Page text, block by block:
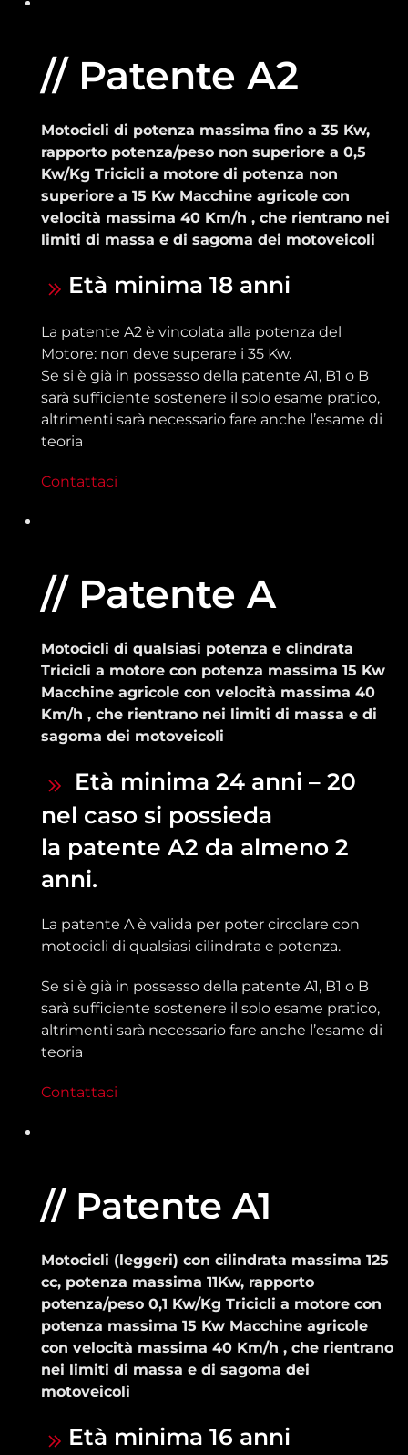
// Patente A2
Motocicli di potenza massima fino a 35 Kw,
rapporto potenza/peso non superiore a 0,5
Kw/Kg Tricicli a motore di potenza non
superiore a 15 Kw Macchine agricole con
velocità massima 40 Km/h , che rientrano nei
limiti di massa e di sagoma dei motoveicoli
Età minima 18 anni
La patente A2 è vincolata alla potenza del
Motore: non deve superare i 35 Kw.
Se si è già in possesso della patente A1, B1 o B
sarà sufficiente sostenere il solo esame pratico,
altrimenti sarà necessario fare anche l’esame di
teoria
Contattaci
// Patente A
Motocicli di qualsiasi potenza e clindrata
Tricicli a motore con potenza massima 15 Kw
Macchine agricole con velocità massima 40
Km/h , che rientrano nei limiti di massa e di
sagoma dei motoveicoli
Età minima 24 anni – 20
nel caso si possieda
la patente A2 da almeno 2
anni.
La patente A è valida per poter circolare con
motocicli di qualsiasi cilindrata e potenza.
Se si è già in possesso della patente A1, B1 o B
sarà sufficiente sostenere il solo esame pratico,
altrimenti sarà necessario fare anche l’esame di
teoria
Contattaci
// Patente A1
Motocicli (leggeri) con cilindrata massima 125
cc, potenza massima 11Kw, rapporto
potenza/peso 0,1 Kw/Kg Tricicli a motore con
potenza massima 15 Kw Macchine agricole
con velocità massima 40 Km/h , che rientrano
nei limiti di massa e di sagoma dei
motoveicoli
Età minima 16 anni